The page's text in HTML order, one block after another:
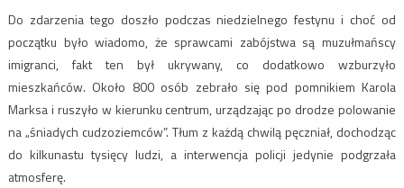
Do zdarzenia tego doszło podczas niedzielnego festynu i choć od
początku było wiadomo, że sprawcami zabójstwa są muzułmańscy
imigranci, fakt ten był ukrywany, co dodatkowo wzburzyło
mieszkańców. Około 800 osób zebrało się pod pomnikiem Karola
Marksa i ruszyło w kierunku centrum, urządzając po drodze polowanie
na „śniadych cudzoziemców”. Tłum z każdą chwilą pęczniał, dochodząc
do kilkunastu tysięcy ludzi, a interwencja policji jedynie podgrzała
atmosferę.